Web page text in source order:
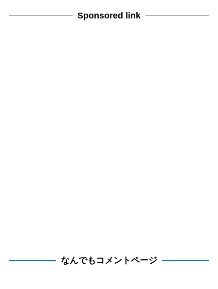
Sponsored link
なんでもコメントページ